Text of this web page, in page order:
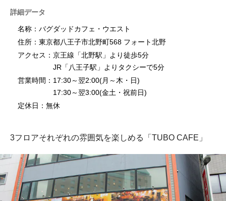
詳細データ
名称：バグダッドカフェ・ウエスト
住所：東京都八王子市北野町568 フォート北野
アクセス：京王線「北野駅」より徒歩5分
JR「八王子駅」よりタクシーで5分
営業時間：17:30～翌2:00(月～木・日)
17:30～翌3:00(金土・祝前日)
定休日：無休
3フロアそれぞれの雰囲気を楽しめる「TUBO CAFE」